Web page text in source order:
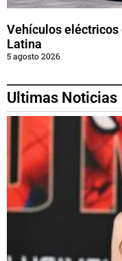
Vehículos eléctricos
Latina
5 agosto 2026
Ultimas Noticias